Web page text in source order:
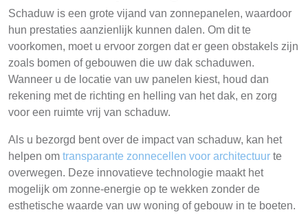
Schaduw is een grote vijand van zonnepanelen, waardoor
hun prestaties aanzienlijk kunnen dalen. Om dit te
voorkomen, moet u ervoor zorgen dat er geen obstakels zijn
zoals bomen of gebouwen die uw dak schaduwen.
Wanneer u de locatie van uw panelen kiest, houd dan
rekening met de richting en helling van het dak, en zorg
voor een ruimte vrij van schaduw.
Als u bezorgd bent over de impact van schaduw, kan het
helpen om transparante zonnecellen voor architectuur te
overwegen. Deze innovatieve technologie maakt het
mogelijk om zonne-energie op te wekken zonder de
esthetische waarde van uw woning of gebouw in te boeten.